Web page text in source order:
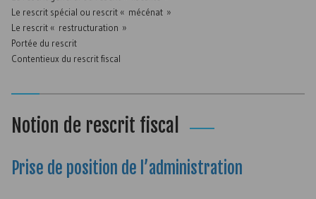
Le rescrit spécial ou rescrit « mécénat »
Le rescrit « restructuration »
Portée du rescrit
Contentieux du rescrit fiscal
Notion de rescrit fiscal
Prise de position de l’administration